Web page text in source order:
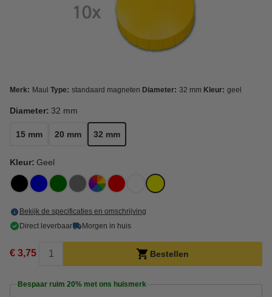
Merk: Maul Type: standaard magneten Diameter: 32 mm Kleur: geel
Diameter: 32 mm
15 mm 20 mm 32 mm
Kleur: Geel
Bekijk de specificaties en omschrijving
Direct leverbaar
Morgen in huis
€ 3,75 Bestellen
Bespaar ruim 20% met ons huismerk